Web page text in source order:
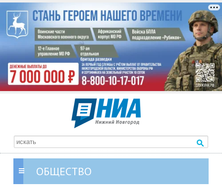
ОБЩЕСТВО